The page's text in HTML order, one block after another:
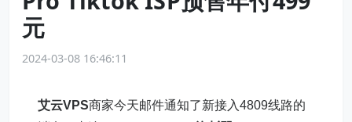
元
2024-03-08 16:46:11
艾云VPS商家今天邮件通知了新接入4809线路的